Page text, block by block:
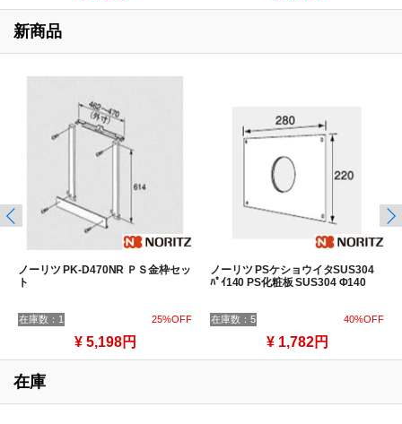
新商品
ノーリツ PK-D470NR ＰＳ金枠セッ
ト
在庫数：1 25%OFF
¥ 5,198円
ノーリツ PSケショウイタSUS304
ﾊﾟｲ140 PS化粧板 SUS304 Φ140
在庫数：5 40%OFF
¥ 1,782円
在庫